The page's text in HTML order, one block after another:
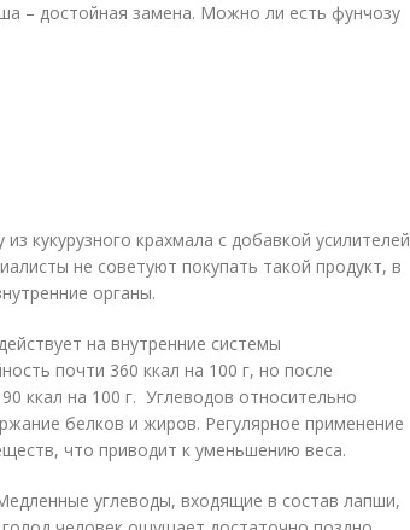
– достойная замена. Можно ли есть фунчозу
кукурузного крахмала с добавкой усилителей
не советуют покупать такой продукт, в
органы.
на внутренние системы
почти 360 ккал на 100 г, но после
ккал на 100 г. Углеводов относительно
белков и жиров. Регулярное применение
что приводит к уменьшению веса.
углеводы, входящие в состав лапши,